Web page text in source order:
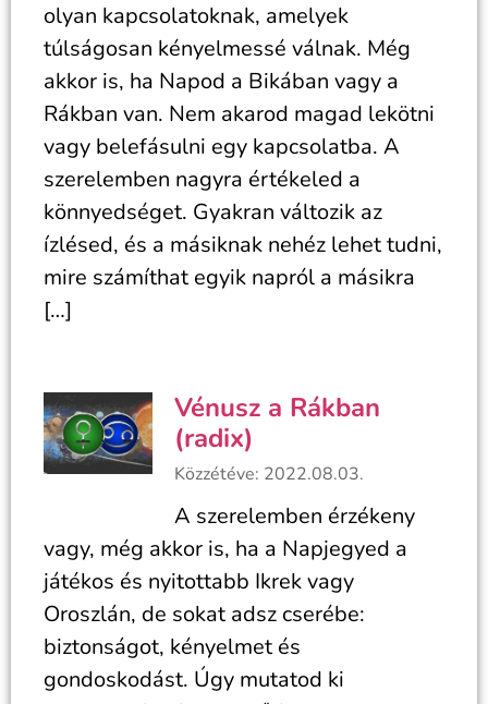
olyan kapcsolatoknak, amelyek
túlságosan kényelmessé válnak. Még
akkor is, ha Napod a Bikában vagy a
Rákban van. Nem akarod magad lekötni
vagy belefásulni egy kapcsolatba. A
szerelemben nagyra értékeled a
könnyedséget. Gyakran változik az
ízlésed, és a másiknak nehéz lehet tudni,
mire számíthat egyik napról a másikra
[…]
Vénusz a Rákban
(radix)
Közzétéve: 2022.08.03.
A szerelemben érzékeny
vagy, még akkor is, ha a Napjegyed a
játékos és nyitottabb Ikrek vagy
Oroszlán, de sokat adsz cserébe:
biztonságot, kényelmet és
gondoskodást. Úgy mutatod ki